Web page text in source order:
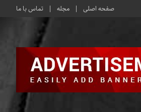
صفحه اصلی مجله تماس با ما